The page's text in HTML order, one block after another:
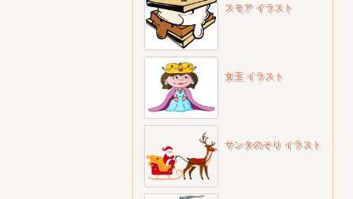
スモア イラスト
女王 イラスト
サンタのそり イラスト